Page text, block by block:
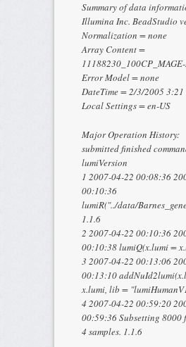
Summary of data
Illumina Inc. BeadStudio
Normalization = none
Array Content =
Error Model = none
DateTime = 2/3/2005 3:21
Local Settings = en-US
Major Operation History:
submitted finished
lumiVersion
1 2007-04-22 00:08:36
00:10:36
lumiR("../data/
1.1.6
2 2007-04-22 00:10:36
00:10:38 lumiQ(x.lumi =
3 2007-04-22 00:13:06
00:13:10
x.lumi, lib =
4 2007-04-22 00:59:20
00:59:36 Subsetting 8000
4 samples. 1.1.6